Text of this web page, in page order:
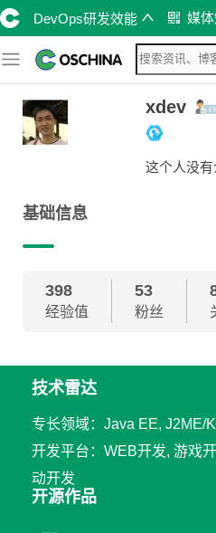
DevOps研发效能 媒
xdev
这个人没有
基础信息
398
经验值
53
粉丝
技术雷达
专长领域：Java EE, J2ME/
开发平台：WEB开发, 游戏
动开发
开源作品